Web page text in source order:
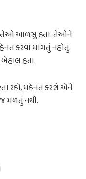
તેઓ આળસુ હતા. તેઓને
કરવા માંગતું નહોતું.
હતા.
રહો, મહેનત કરશે એને
મળતું નથી.